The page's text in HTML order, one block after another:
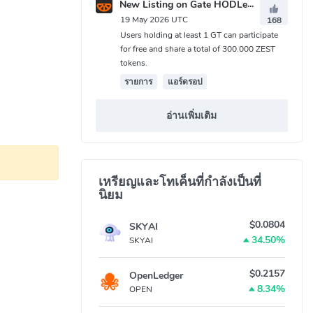
New Listing on Gate HODLer Airdrop
19 May 2026 UTC
168
Users holding at least 1 GT can participate
for free and share a total of 300.000 ZEST
tokens.
รายการ
แอร์ดรอป
อ่านเพิ่มเติม
เหรียญและโทเค็นที่กำลังเป็นที่
นิยม
SKYAI
SKYAI
$0.0804
34.50%
OpenLedger
OPEN
$0.2157
8.34%